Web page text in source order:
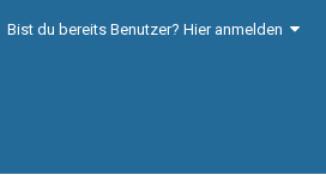
Bist du bereits Benutzer? Hier anmelden